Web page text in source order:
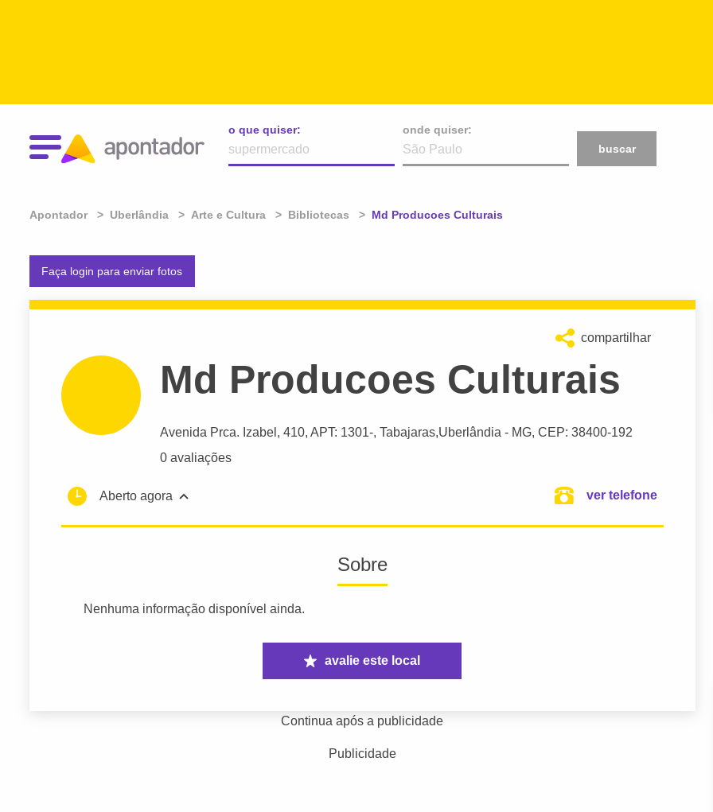
o que quiser:
onde quiser:
buscar
Apontador Uberlândia Arte e Cultura Bibliotecas Atual:
Md Producoes Culturais
Faça login para enviar fotos
compartilhar
Md Producoes Culturais
Avenida Prca. Izabel , 410, APT: 1301-, Tabajaras,Uberlândia - MG, CEP: 38400-192
0 avaliações
Aberto agora ver telefone
Sobre
Nenhuma informação disponível ainda.
avalie este local
Continua após a publicidade
Publicidade